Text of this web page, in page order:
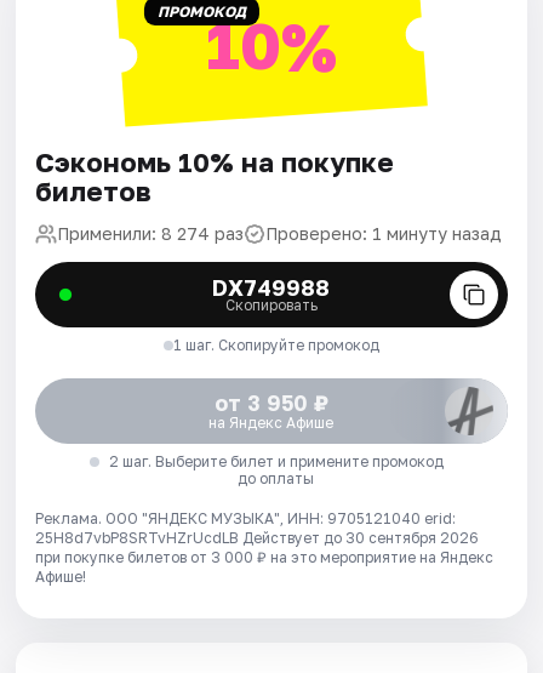
ПРОМОКОД10%
Сэкономь 10% на покупке
билетов
Применили: 8 274 раз Проверено: 1 минуту назад
DX749988
Скопировать
1 шаг. Скопируйте промокод
от 3 950 ₽
на Яндекс Афише
2 шаг. Выберите билет и примените промокод
до оплаты
Реклама. ООО "ЯНДЕКС МУЗЫКА", ИНН: 9705121040 erid:
25H8d7vbP8SRTvHZrUcdLB Действует до 30 сентября 2026
при покупке билетов от 3 000 ₽ на это мероприятие на Яндекс
Афише!